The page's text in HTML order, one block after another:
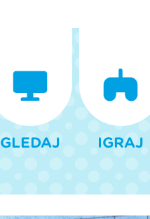
GLEDAJ IGRAJ